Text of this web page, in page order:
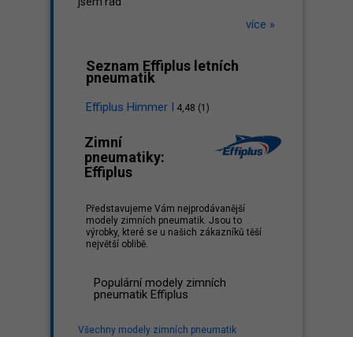
více »
Seznam Effiplus letních
pneumatik
Effiplus Himmer I 4,48 (1)
Zimní
pneumatiky:
Effiplus
Představujeme Vám nejprodávanější
modely zimních pneumatik. Jsou to
výrobky, které se u našich zákazníků těší
největší oblibě.
Populární modely zimních
pneumatik Effiplus
Všechny modely zimních pneumatik